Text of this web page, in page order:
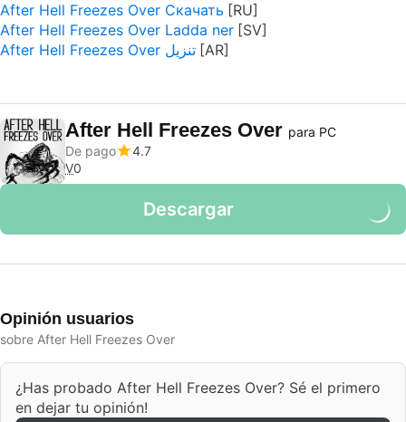
After Hell Freezes Over Скачать
After Hell Freezes Over Ladda ner
After Hell Freezes Over تنزيل
After Hell Freezes Over para PC
De pago
4.7
V0
Descargar
Opinión usuarios
sobre After Hell Freezes Over
¿Has probado After Hell Freezes Over? Sé el primero
en dejar tu opinión!